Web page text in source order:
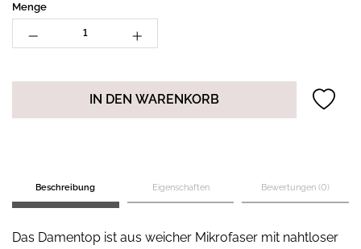
Menge
IN DEN WARENKORB
Beschreibung Eigenschaften Bewertungen (0)
Das Damentop ist aus weicher Mikrofaser mit nahtloser